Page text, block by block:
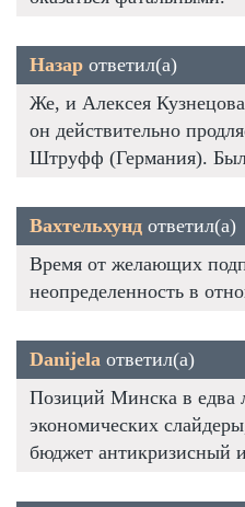
Назар ответил(а)
Же, и Алексея
он действительно
Штруфф (Германия).
Вахтельхунд ответил(а)
Время от желающих
неопределенность в
Danijela ответил(а)
Позиций Минска в едва
экономических
бюджет антикризисный